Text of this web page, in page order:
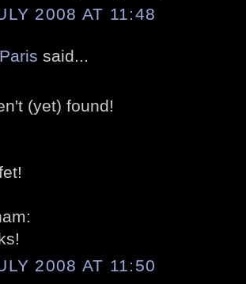
2008 AT 11:48
said...
(yet) found!
2008 AT 11:50